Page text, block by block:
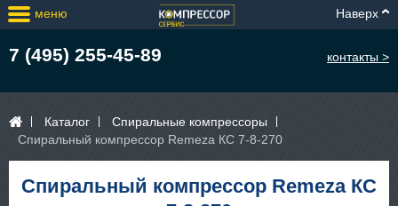
меню Наверх
7 (495) 255-45-89 контакты >
Каталог
Спиральные компрессоры
Спиральный компрессор Remeza КС 7-8-270
Спиральный компрессор Remeza КС